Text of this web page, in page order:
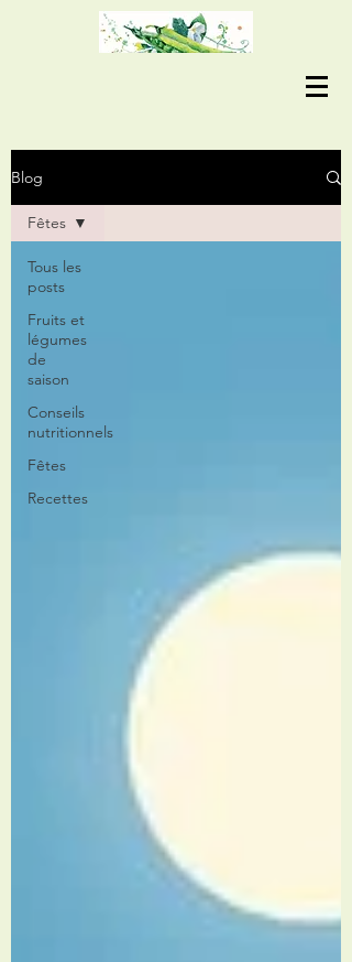
Blog
Tous les
posts
Fruits et
légumes
de
saison
Conseils
nutritionnels
Fêtes
Recettes
Fêtes